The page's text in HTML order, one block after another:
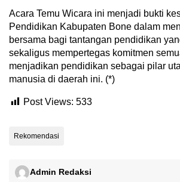
Acara Temu Wicara ini menjadi bukti
Pendidikan Kabupaten Bone dalam
bersama bagi tantangan pendidikan
sekaligus mempertegas komitmen
menjadikan pendidikan sebagai pilar
manusia di daerah ini. (*)
Post Views: 533
Rekomendasi
Admin Redaksi